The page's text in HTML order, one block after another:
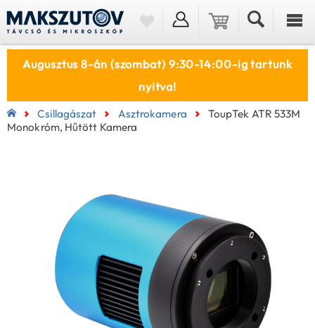
Augusztus 8-án (szombat) 9:30-14:00-ig tartunk
nyitva!
Csillagászat Asztrokamera
ToupTek ATR 533M
Monokróm, Hűtött Kamera